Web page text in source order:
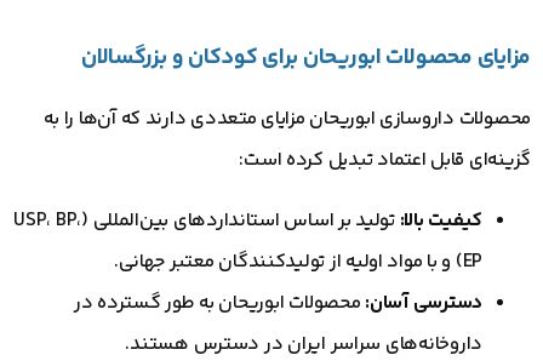
مزایای محصولات ابوریحان برای کودکان و بزرگسالان
محصولات داروسازی ابوریحان مزایای متعددی دارند که آن‌ها را به
گزینه‌ای قابل اعتماد تبدیل کرده است:
کیفیت بالا:
تولید بر اساس استانداردهای بین‌المللی (USP، BP،
EP) و با مواد اولیه از تولیدکنندگان معتبر جهانی.
دسترسی آسان: محصولات ابوریحان به طور گسترده در
داروخانه‌های سراسر ایران در دسترس هستند.